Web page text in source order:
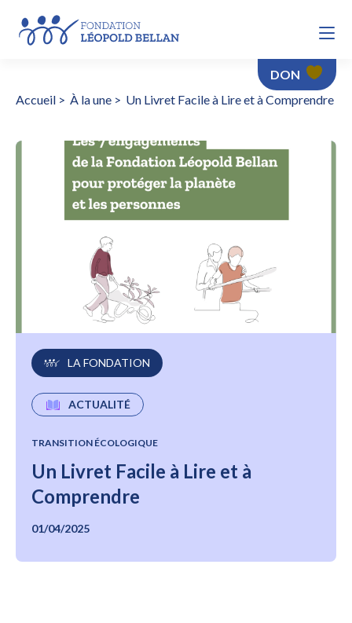
DON
Accueil > À la une > Un Livret Facile à Lire et à Comprendre
Un Livret Facile à Lire et à Comprendre
LA FONDATION
ACTUALITÉ
TRANSITION ÉCOLOGIQUE
Un Livret Facile à Lire et à
Comprendre
01/04/2025